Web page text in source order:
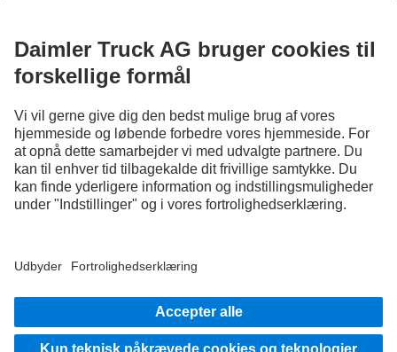
Databeskyttelsesoplysninger
Vilkår og betingelser
EU Data Act
Databeskyttelsesoplysninger Vejhjælp
Yderligere oplysninger om databeskyttelse
Anvendelsesbetingelser
© 2026 Daimler Truck AG. Alle rettigheder forbeholdes.